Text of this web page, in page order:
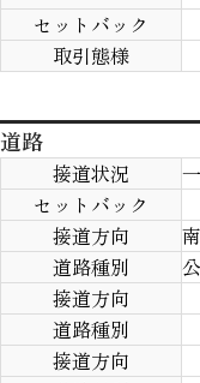
セットバック
取引態様
道路
接道状況
セットバック
接道方向
南
道路種別
接道方向
道路種別
接道方向